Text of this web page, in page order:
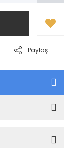
Paylaş